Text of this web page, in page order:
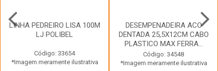
LINHA PEDREIRO LISA 100M
LJ POLIBEL
Código: 33654
*Imagem meramente ilustrativa
DESEMPENADEIRA ACO
DENTADA 25,5X12CM CABO
PLASTICO MAX FERRA...
Código: 34548
*Imagem meramente ilustrativa